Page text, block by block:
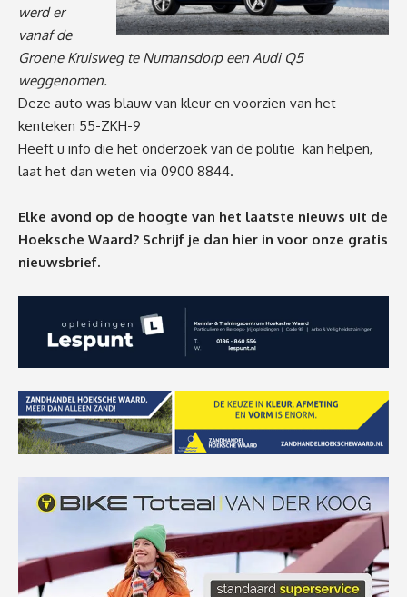
werd er
vanaf de
Groene Kruisweg te Numansdorp een Audi Q5
weggenomen.
Deze auto was blauw van kleur en voorzien van het
kenteken 55-ZKH-9
Heeft u info die het onderzoek van de politie kan helpen,
laat het dan weten via 0900 8844.
Elke avond op de hoogte van het laatste nieuws uit de
Hoeksche Waard? Schrijf je dan hier in voor onze gratis
nieuwsbrief.